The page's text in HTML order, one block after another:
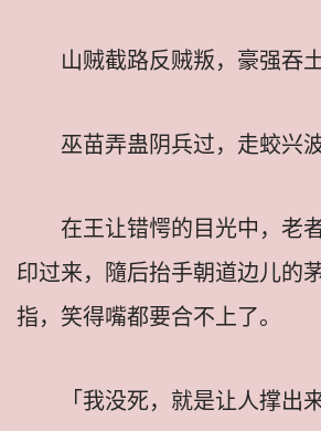
山贼截路反贼叛，豪强吞
巫苗弄蛊阴兵过，走蛟兴
在王让错愕的目光中，老
印过来，隨后抬手朝道边儿的
指，笑得嘴都要合不上了。
「我没死，就是让人撑